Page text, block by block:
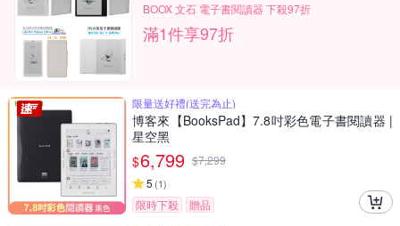
BOOX 文石 電子書閱讀器 下殺97折
滿1件享97折
限量送好禮(送完為止)
博客來【BooksPad】7.8吋彩色電子書閱讀器 |
星空黑
$6,799 $7,299
5 (1)
限時下殺
贈品